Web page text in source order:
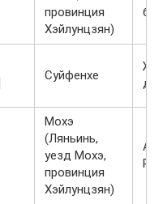
провинция
Хэйлунцзян)
Суйфенхе
Мохэ
(Ляньинь,
уезд Мохэ,
провинция
Хэйлунцзян)